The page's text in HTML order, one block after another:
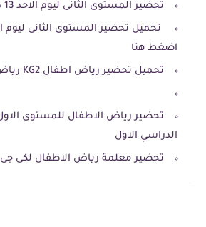
تحضير المستوى الثانى ليوم الاحد 13 ديسمبر
اضغط هنا
تحميل تحضير رياض اطفال KG2 رياض اطفال عربى
الدراسي الاول
تحضير معلمة رياض الاطفال لكى جى 2 PDF